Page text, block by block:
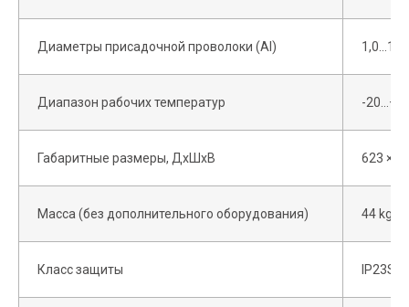
Диаметры присадочной проволоки (Al)
Диапазон рабочих температур -
Габаритные размеры, ДхШхВ 623 ×
Масса (без дополнительного оборудования) 44 kg
Класс защиты IP23S
Этапы заказа